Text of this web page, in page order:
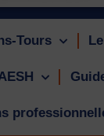
Tours